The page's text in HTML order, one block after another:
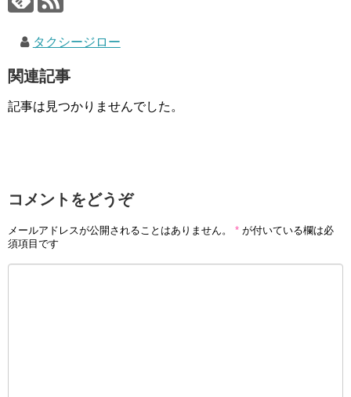
タクシージロー
関連記事
記事は見つかりませんでした。
コメントをどうぞ
メールアドレスが公開されることはありません。 * が付いている欄は必
須項目です